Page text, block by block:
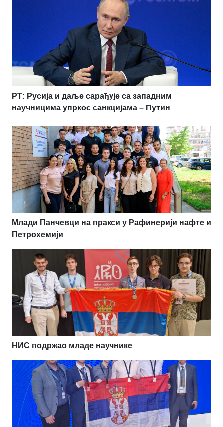
РТ: Русија и даље сарађује са западним
научницима упркос санкцијама – Путин
Млади Панчевци на пракси у Рафинерији нафте и
Петрохемији
НИС подржао младе научнике